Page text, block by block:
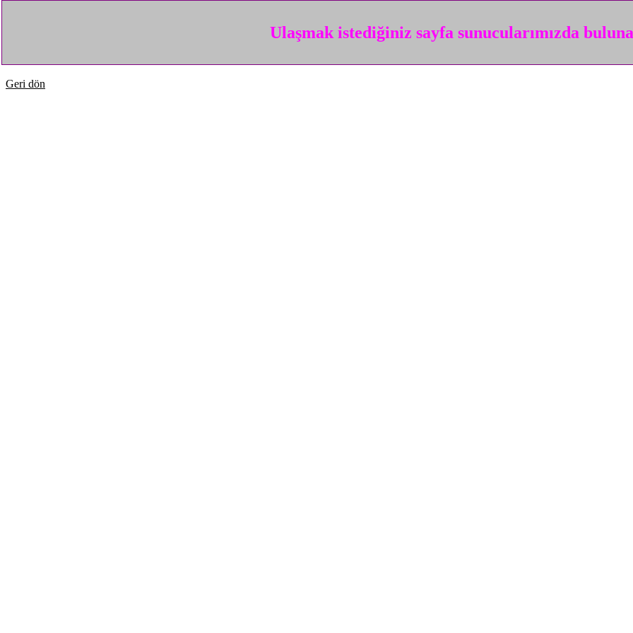
Ulaşmak istediğiniz sayfa sunucularımızda
Geri dön